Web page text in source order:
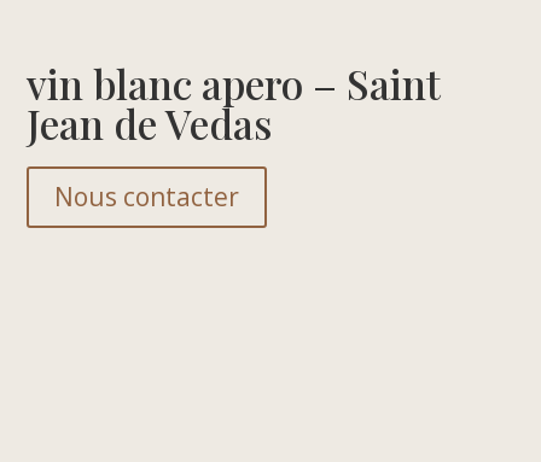
vin blanc apero – Saint
Jean de Vedas
Nous contacter